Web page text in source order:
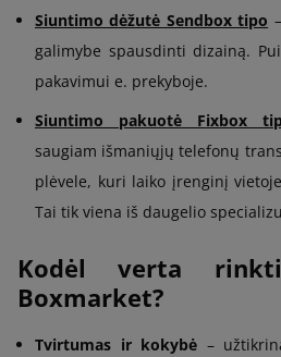
Siuntimo dėžutė Sendbox tipo
galimybe spausdinti dizainą.
pakavimui e. prekyboje.
Siuntimo pakuotė Fixbox
saugiam išmaniųjų telefonų
plėvele, kuri laiko įrenginį
Tai tik viena iš daugelio
Kodėl verta
Boxmarket?
Tvirtumas ir kokybė –